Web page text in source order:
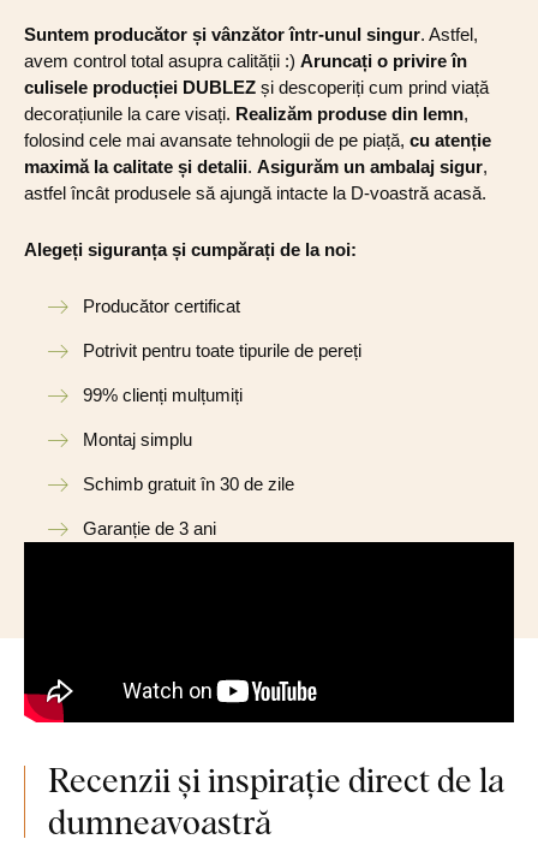
Suntem producător și vânzător într-unul singur. Astfel,
avem control total asupra calității :) Aruncați o privire în
culisele producției DUBLEZ și descoperiți cum prind viață
decorațiunile la care visați. Realizăm produse din lemn,
folosind cele mai avansate tehnologii de pe piață, cu atenție
maximă la calitate și detalii. Asigurăm un ambalaj sigur,
astfel încât produsele să ajungă intacte la D-voastră acasă.
Alegeți siguranța și cumpărați de la noi:
Producător certificat
Potrivit pentru toate tipurile de pereți
99% clienți mulțumiți
Montaj simplu
Schimb gratuit în 30 de zile
Garanție de 3 ani
Recenzii și inspirație direct de la
dumneavoastră